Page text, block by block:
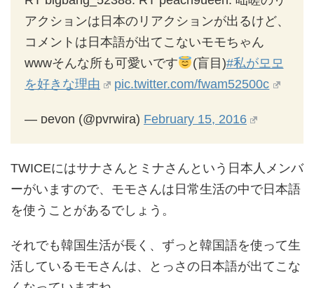
アクションは日本のリアクションが出るけど、
コメントは日本語が出てこないモモちゃん
wwwそんな所も可愛いです
(盲目)#私が모모
を好きな理由
pic.twitter.com/fwam52500c
— ᴅevon (@pvrwira) February 15, 2016
TWICEにはサナさんとミナさんという日本人メンバ
ーがいますので、モモさんは日常生活の中で日本語
を使うことがあるでしょう。
それでも韓国生活が長く、ずっと韓国語を使って生
活しているモモさんは、とっさの日本語が出てこな